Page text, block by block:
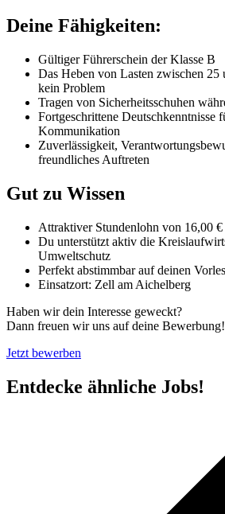
Deine Fähigkeiten:
Gültiger Führerschein der Klasse B
Das Heben von Lasten zwischen
kein Problem
Tragen von Sicherheitsschuhen
Fortgeschrittene Deutschkenntnisse
Kommunikation
Zuverlässigkeit,
freundliches Auftreten
Gut zu Wissen
Attraktiver Stundenlohn von 16,00 €
Du unterstützt aktiv die
Umweltschutz
Perfekt abstimmbar auf deinen
Einsatzort: Zell am Aichelberg
Haben wir dein Interesse geweckt?
Dann freuen wir uns auf deine Bewerbung!
Jetzt bewerben
Entdecke ähnliche Jobs!